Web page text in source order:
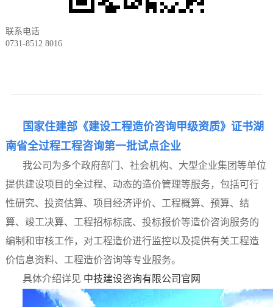
联系电话
0731-8512 8016
国家住建部《建设工程造价咨询甲级资质》证书湖
南省全过程工程咨询第一批试点企业
我公司为多个政府部门、社会机构、大型企业集团等单位
提供建设项目的全过程、动态的造价管理等服务，包括可行
性研究、投资估算、项目经济评价、工程概算、预算、结
算、竣工决算、工程招标标底、投标报价等造价咨询服务的
编制和审核工作，对工程造价进行监控以及提供有关工程造
价信息资料、工程造价咨询等专业服务。
具体介绍详见 中技建设咨询有限公司官网